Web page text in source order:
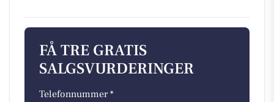
FÅ TRE GRATIS
SALGSVURDERINGER
Telefonnummer *